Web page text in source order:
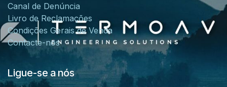
Canal de Denúncia
Livro de Reclamações
Condições Gerais de Venda
Contacte-nos
Ligue-se a nós